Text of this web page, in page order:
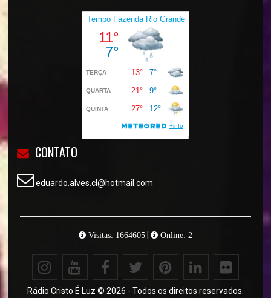
CONTATO
eduardo.alves.cl@hotmail.com
Visitas: 1664605| Online: 2
Rádio Cristo É Luz © 2026 - Todos os direitos reservados.